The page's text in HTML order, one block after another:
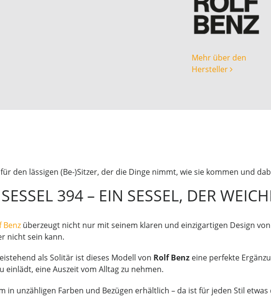
Mehr über den
Hersteller
für den lässigen (Be-)Sitzer, der die Dinge nimmt, wie sie kommen und
394 – EIN SESSEL, DER
Benz überzeugt nicht nur mit seinem klaren und einzigartigen Design von
nicht sein kann.
als Solitär ist dieses Modell von Rolf Benz eine perfekte
einlädt, eine Auszeit vom Alltag zu nehmen.
in unzähligen Farben und Bezügen erhältlich – da ist für jeden Stil etwas